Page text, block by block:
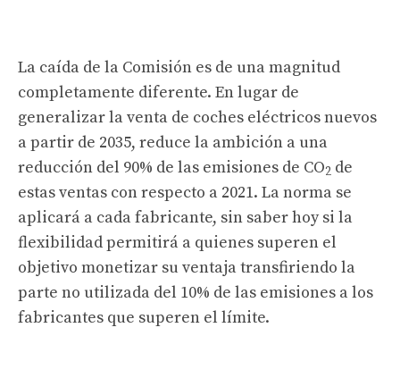
La caída de la Comisión es de una magnitud
completamente diferente. En lugar de
generalizar la venta de coches eléctricos nuevos
a partir de 2035, reduce la ambición a una
reducción del 90% de las emisiones de CO2 de
estas ventas con respecto a 2021. La norma se
aplicará a cada fabricante, sin saber hoy si la
flexibilidad permitirá a quienes superen el
objetivo monetizar su ventaja transfiriendo la
parte no utilizada del 10% de las emisiones a los
fabricantes que superen el límite.